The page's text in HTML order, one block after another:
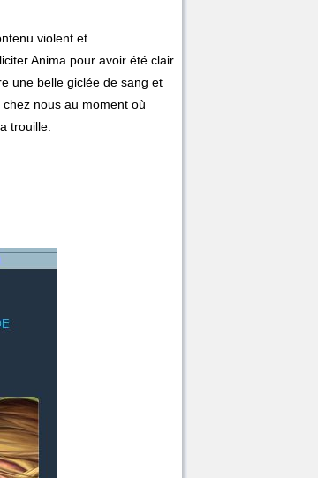
violent et
Anima pour avoir été clair
une belle giclée de sang et
nous au moment où
trouille.